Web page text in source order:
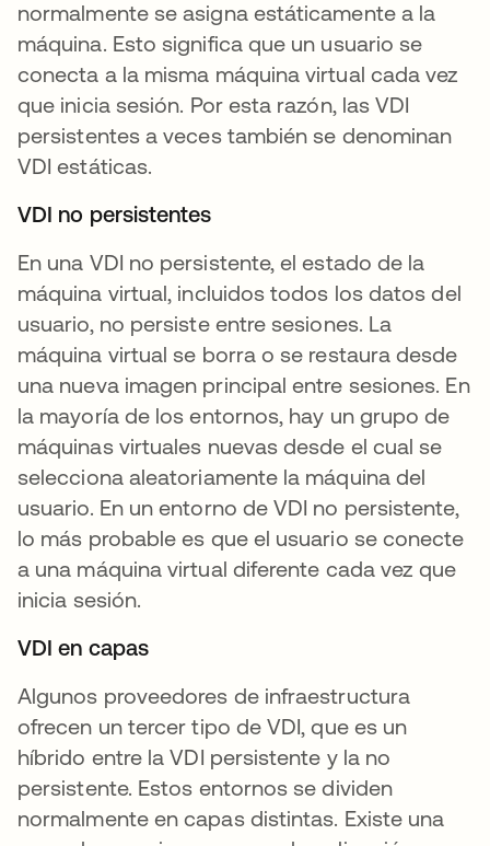
normalmente se asigna estáticamente a la
máquina. Esto significa que un usuario se
conecta a la misma máquina virtual cada vez
que inicia sesión. Por esta razón, las VDI
persistentes a veces también se denominan
VDI estáticas.
VDI no persistentes
En una VDI no persistente, el estado de la
máquina virtual, incluidos todos los datos del
usuario, no persiste entre sesiones. La
máquina virtual se borra o se restaura desde
una nueva imagen principal entre sesiones. En
la mayoría de los entornos, hay un grupo de
máquinas virtuales nuevas desde el cual se
selecciona aleatoriamente la máquina del
usuario. En un entorno de VDI no persistente,
lo más probable es que el usuario se conecte
a una máquina virtual diferente cada vez que
inicia sesión.
VDI en capas
Algunos proveedores de infraestructura
ofrecen un tercer tipo de VDI, que es un
híbrido entre la VDI persistente y la no
persistente. Estos entornos se dividen
normalmente en capas distintas. Existe una